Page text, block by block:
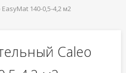
140-0,5-4,2 м2
Caleo